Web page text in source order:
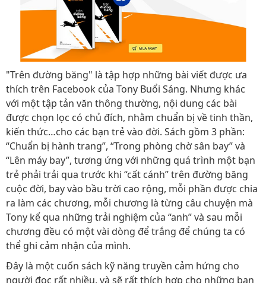
"Trên đường băng" là tập hợp những bài viết được ưa
thích trên Facebook của Tony Buổi Sáng. Nhưng khác
với một tập tản văn thông thường, nội dung các bài
được chọn lọc có chủ đích, nhằm chuẩn bị về tinh thần,
kiến thức…cho các bạn trẻ vào đời. Sách gồm 3 phần:
“Chuẩn bị hành trang”, “Trong phòng chờ sân bay” và
“Lên máy bay”, tương ứng với những quá trình một bạn
trẻ phải trải qua trước khi “cất cánh” trên đường băng
cuộc đời, bay vào bầu trời cao rộng, mỗi phần được chia
ra làm các chương, mỗi chương là từng câu chuyện mà
Tony kể qua những trải nghiệm của “anh” và sau mỗi
chương đều có một vài dòng để trắng để chúng ta có
thể ghi cảm nhận của mình.
Đây là một cuốn sách kỹ năng truyền cảm hứng cho
người đọc rất nhiều, và sẽ rất thích hợp cho những bạn